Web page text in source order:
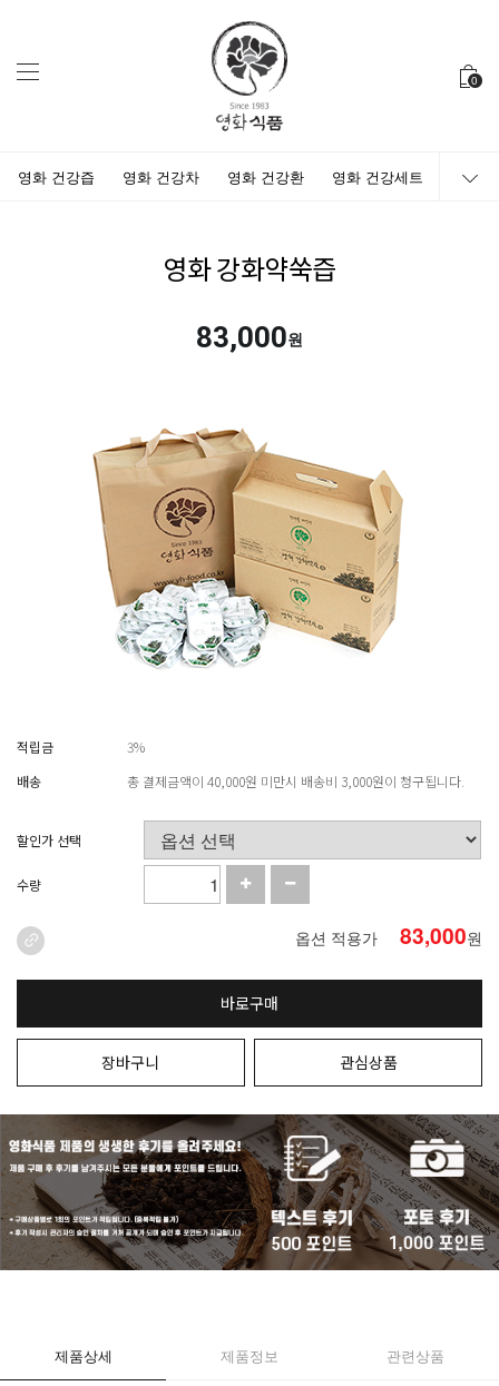
0
영화 건강즙 영화 건강차 영화 건강환 영화 건강세트
영화 강화약쑥즙
83,000원
적립금
3%
배송
총 결제금액이 40,000원 미만시 배송비 3,000원이 청구됩니다.
할인가 선택
수량
옵션 적용가 83,000원
바로구매
장바구니 관심상품
제품상세 제품정보 관련상품